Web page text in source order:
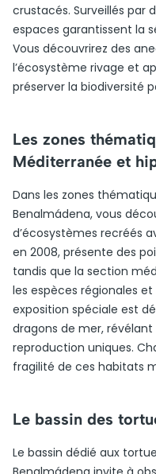
crustacés. Surveillés par
espaces garantissent la
Vous découvrirez des
l’écosystème rivage et
préserver la biodiversité
Les zones
Méditerranée et
Dans les zones
Benalmádena, vous
d’écosystèmes recréés
en 2008, présente des
tandis que la section
les espèces régionales
exposition spéciale est
dragons de mer,
reproduction uniques.
fragilité de ces habitats
Le bassin des
Le bassin dédié aux